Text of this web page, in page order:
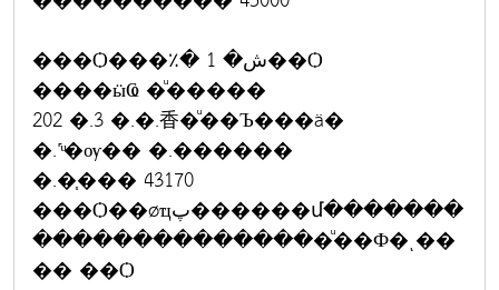
���Ѻ���٪� 1 �ش��Ѻ
����ӹҨ �ͧ�����
202 �.3 �.�.⾹�ͧ��Ъ���ä�
�.˹ͧ�ѹ�� �.������
�.�֧��� 43170
���Ѻ��øҵپ������մ�������
���������������ͧ��Ф�ͺ��
�� ��Ѻ